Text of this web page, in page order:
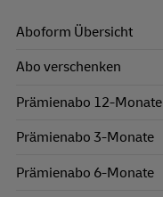
Aboform Übersicht
Abo verschenken
Prämienabo 12-Monate
Prämienabo 3-Monate
Prämienabo 6-Monate